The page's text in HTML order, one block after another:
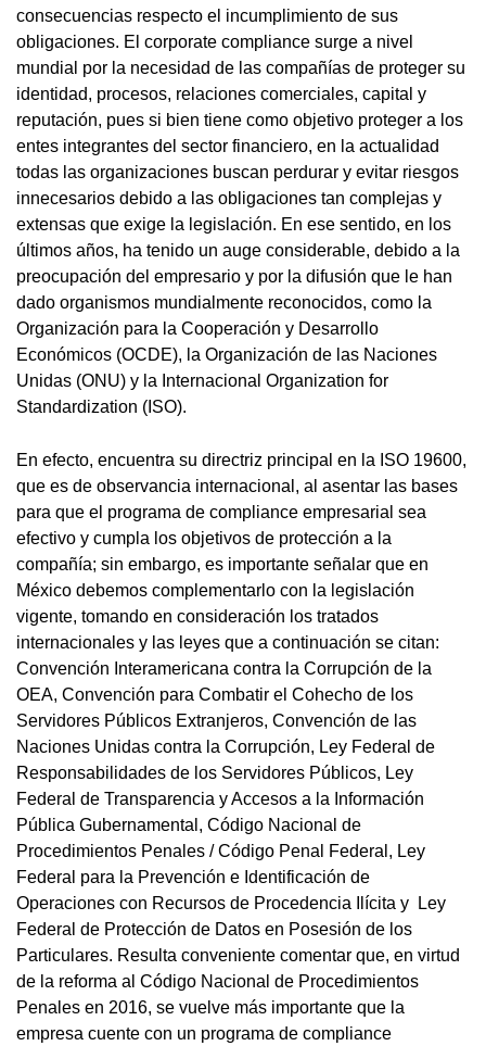
consecuencias respecto el incumplimiento de sus
obligaciones. El corporate compliance surge a nivel
mundial por la necesidad de las compañías de proteger su
identidad, procesos, relaciones comerciales, capital y
reputación, pues si bien tiene como objetivo proteger a los
entes integrantes del sector financiero, en la actualidad
todas las organizaciones buscan perdurar y evitar riesgos
innecesarios debido a las obligaciones tan complejas y
extensas que exige la legislación. En ese sentido, en los
últimos años, ha tenido un auge considerable, debido a la
preocupación del empresario y por la difusión que le han
dado organismos mundialmente reconocidos, como la
Organización para la Cooperación y Desarrollo
Económicos (OCDE), la Organización de las Naciones
Unidas (ONU) y la Internacional Organization for
Standardization (ISO).
En efecto, encuentra su directriz principal en la ISO 19600,
que es de observancia internacional, al asentar las bases
para que el programa de compliance empresarial sea
efectivo y cumpla los objetivos de protección a la
compañía; sin embargo, es importante señalar que en
México debemos complementarlo con la legislación
vigente, tomando en consideración los tratados
internacionales y las leyes que a continuación se citan:
Convención Interamericana contra la Corrupción de la
OEA, Convención para Combatir el Cohecho de los
Servidores Públicos Extranjeros, Convención de las
Naciones Unidas contra la Corrupción, Ley Federal de
Responsabilidades de los Servidores Públicos, Ley
Federal de Transparencia y Accesos a la Información
Pública Gubernamental, Código Nacional de
Procedimientos Penales / Código Penal Federal, Ley
Federal para la Prevención e Identificación de
Operaciones con Recursos de Procedencia Ilícita y Ley
Federal de Protección de Datos en Posesión de los
Particulares. Resulta conveniente comentar que, en virtud
de la reforma al Código Nacional de Procedimientos
Penales en 2016, se vuelve más importante que la
empresa cuente con un programa de compliance